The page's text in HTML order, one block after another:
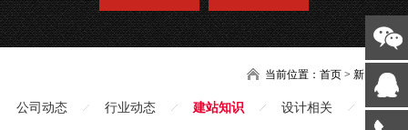
当前位置：首页 >新闻
公司动态 行业动态 建站知识 设计相关